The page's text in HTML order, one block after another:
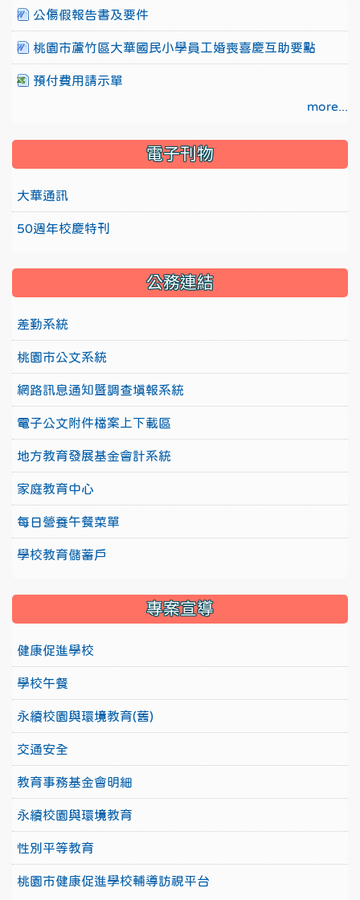
公傷假報告書及要件
桃園市蘆竹區大華國民小學員工婚喪喜慶互助要點
預付費用請示單
more...
電子刊物
大華通訊
50週年校慶特刊
公務連結
差勤系統
桃園市公文系統
網路訊息通知暨調查填報系統
電子公文附件檔案上下載區
地方教育發展基金會計系統
家庭教育中心
每日營養午餐菜單
學校教育儲蓄戶
專案宣導
健康促進學校
學校午餐
永續校園與環境教育(舊)
交通安全
教育事務基金會明細
永續校園與環境教育
性別平等教育
桃園市健康促進學校輔導訪視平台